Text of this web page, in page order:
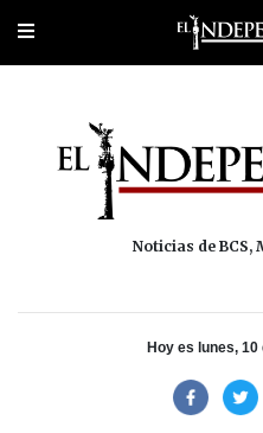
Portada Los Cabos
Noticias de BCS,
Hoy es lunes,